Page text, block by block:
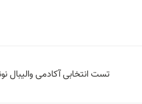
تست انتخابی آکادمی والیبال